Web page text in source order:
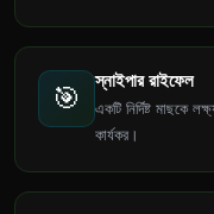
🎯
স্নাইপার রাইফেল
একটি নির্দিষ্ট মাছকে
কার্যকর।